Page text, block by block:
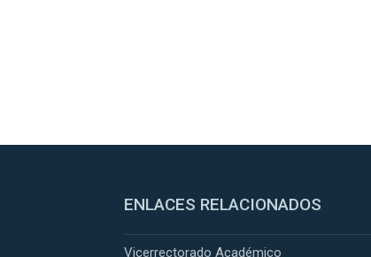
ENLACES RELACIONADOS
Vicerrectorado Académico